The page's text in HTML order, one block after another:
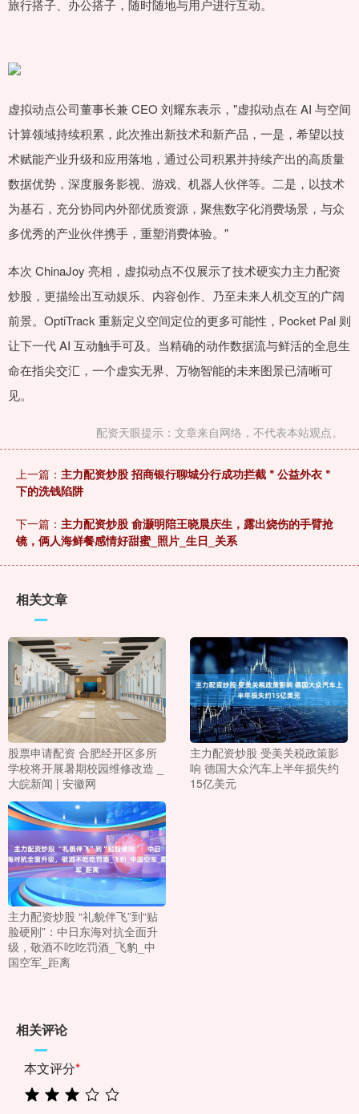
旅行搭子、办公搭子，随时随地与用户进行互动。
虚拟动点公司董事长兼 CEO 刘耀东表示，"虚拟动点在 AI 与空间
计算领域持续积累，此次推出新技术和新产品，一是，希望以技
术赋能产业升级和应用落地，通过公司积累并持续产出的高质量
数据优势，深度服务影视、游戏、机器人伙伴等。二是，以技术
为基石，充分协同内外部优质资源，聚焦数字化消费场景，与众
多优秀的产业伙伴携手，重塑消费体验。"
本次 ChinaJoy 亮相，虚拟动点不仅展示了技术硬实力主力配资
炒股，更描绘出互动娱乐、内容创作、乃至未来人机交互的广阔
前景。OptiTrack 重新定义空间定位的更多可能性，Pocket Pal 则
让下一代 AI 互动触手可及。当精确的动作数据流与鲜活的全息生
命在指尖交汇，一个虚实无界、万物智能的未来图景已清晰可
见。
配资天眼提示：文章来自网络，不代表本站观点。
上一篇： 主力配资炒股 招商银行聊城分行成功拦截＂公益外衣＂
下的洗钱陷阱
下一篇： 主力配资炒股 俞灏明陪王晓晨庆生，露出烧伤的手臂抢
镜，俩人海鲜餐感情好甜蜜_照片_生日_关系
相关文章
股票申请配资 合肥经开区多所
学校将开展暑期校园维修改造 _
大皖新闻 | 安徽网
主力配资炒股 受美关税政策影
响 德国大众汽车上半年损失约
15亿美元
主力配资炒股 “礼貌伴飞”到“贴
脸硬刚”：中日东海对抗全面升
级，敬酒不吃吃罚酒_飞豹_中
国空军_距离
相关评论
本文评分*